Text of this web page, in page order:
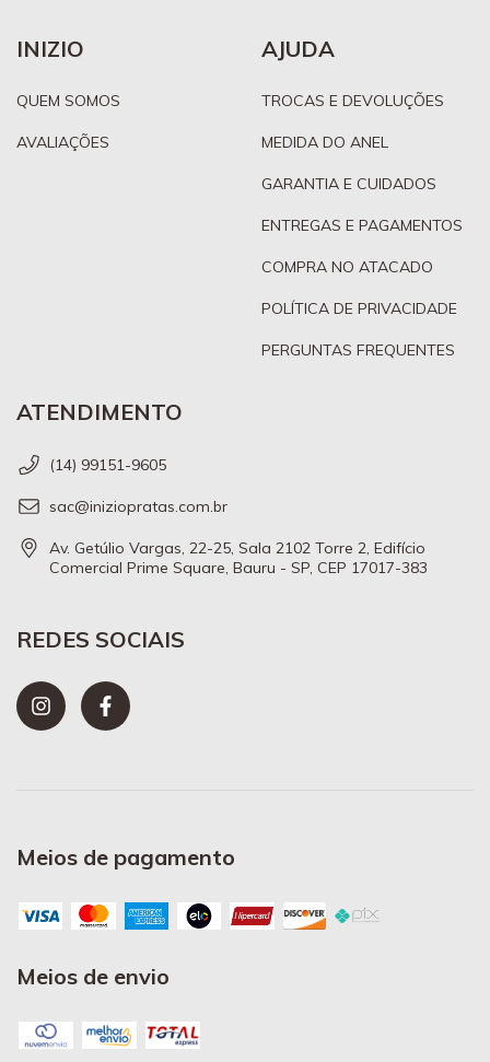
INIZIO
QUEM SOMOS
AVALIAÇÕES
AJUDA
TROCAS E DEVOLUÇÕES
MEDIDA DO ANEL
GARANTIA E CUIDADOS
ENTREGAS E PAGAMENTOS
COMPRA NO ATACADO
POLÍTICA DE PRIVACIDADE
PERGUNTAS FREQUENTES
ATENDIMENTO
(14) 99151-9605
sac@iniziopratas.com.br
Av. Getúlio Vargas, 22-25, Sala 2102 Torre 2, Edifício
Comercial Prime Square, Bauru - SP, CEP 17017-383
REDES SOCIAIS
Meios de pagamento
Meios de envio